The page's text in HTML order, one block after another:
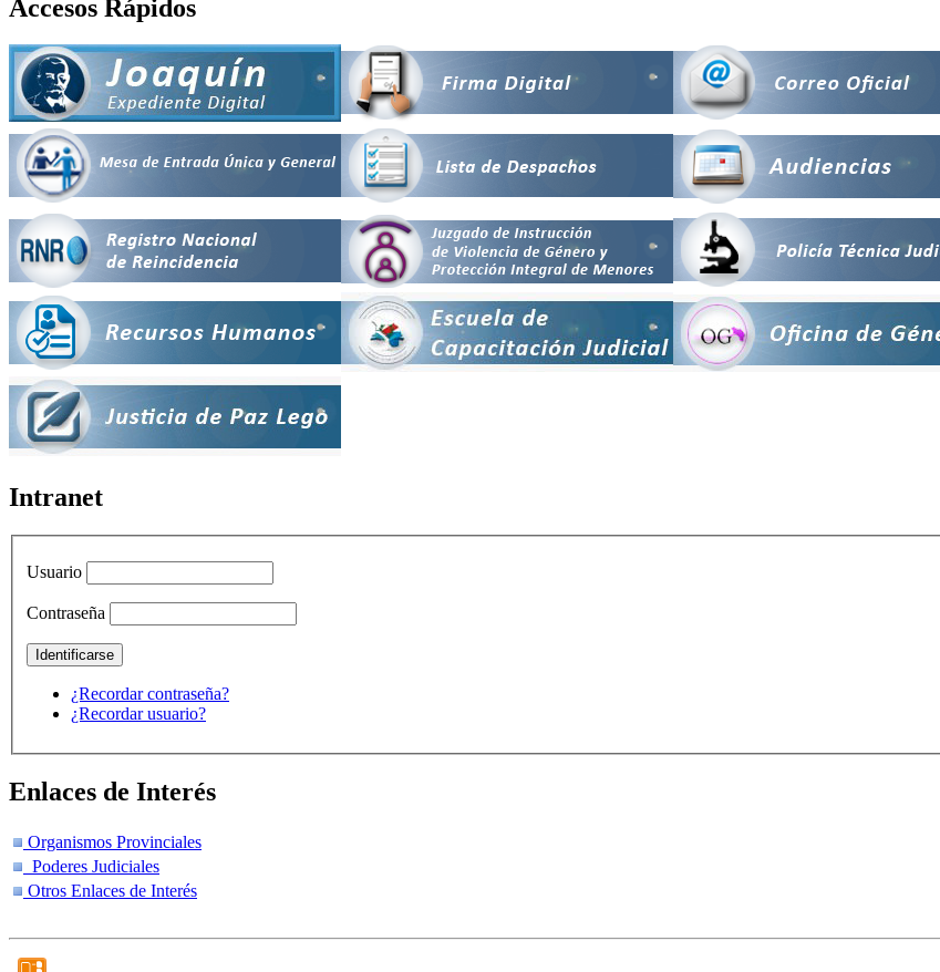
Accesos Rápidos
Intranet
Usuario
Contraseña
¿Recordar contraseña?
¿Recordar usuario?
Enlaces de Interés
Organismos Provinciales
Poderes Judiciales
Otros Enlaces de Interés